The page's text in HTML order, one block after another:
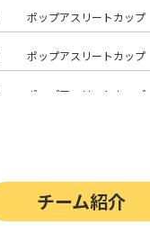
ポップアスリートカップ
ポップアスリートカップ
ポップアスリートカップ
決勝戦の動画はこちらから
チーム紹介